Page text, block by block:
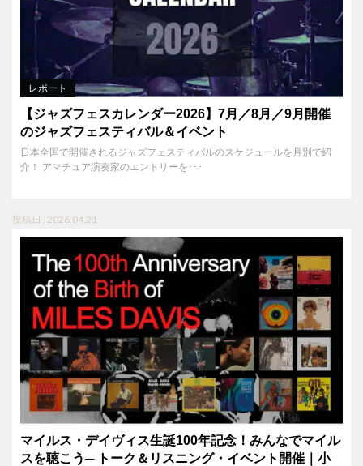
レポート
【ジャズフェスカレンダー2026】7月／8月／9月開催
のジャズフェスティバル＆イベント
日本全国で開催されるジャズフェスティバルのスケジュールを月別で紹
介！ アマチュア演奏家のエントリーを･･･
投稿日 : 2026.04.21
マイルス・デイヴィス生誕100年記念！みんなでマイル
スを聴こう─ トーク＆リスニング・イベント開催｜小